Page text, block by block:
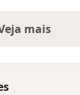
mais
opiniões